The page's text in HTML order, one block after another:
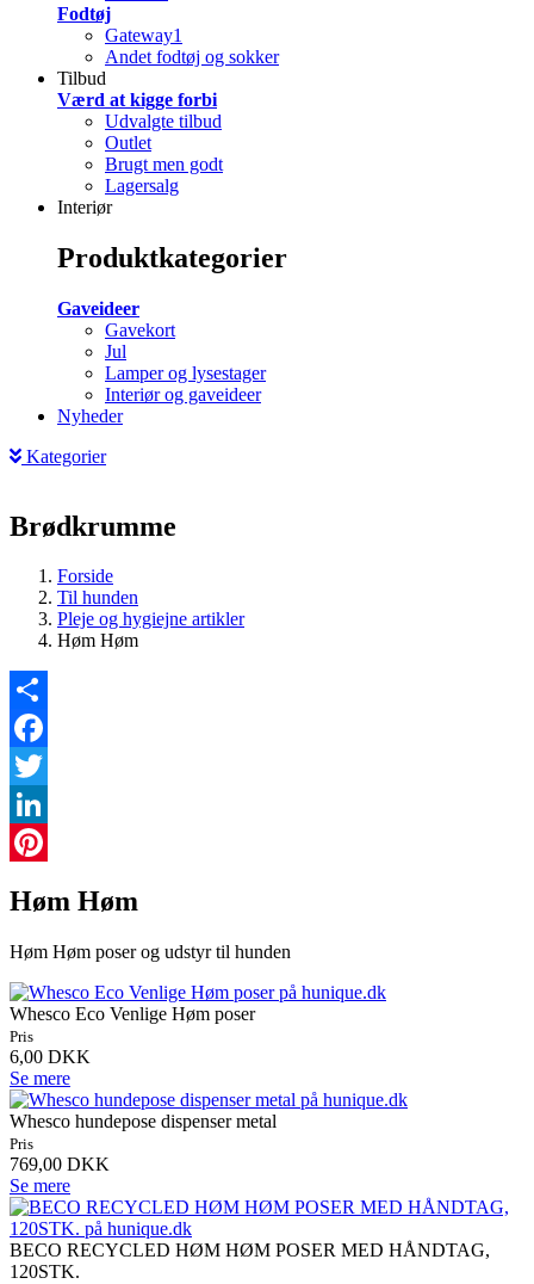
Fodtøj
Gateway1
Andet fodtøj og sokker
Tilbud
Værd at kigge forbi
Udvalgte tilbud
Outlet
Brugt men godt
Lagersalg
Interiør
Produktkategorier
Gaveideer
Gavekort
Jul
Lamper og lysestager
Interiør og gaveideer
Nyheder
Kategorier
Brødkrumme
Forside
Til hunden
Pleje og hygiejne artikler
Høm Høm
Share
Facebook
Twitter
LinkedIn
Høm Høm
Høm Høm poser og udstyr til hunden
Whesco Eco Venlige Høm poser
Pris
6,00 DKK
Se mere
Whesco hundepose dispenser metal
Pris
769,00 DKK
Se mere
BECO RECYCLED HØM HØM POSER MED HÅNDTAG,
120STK.